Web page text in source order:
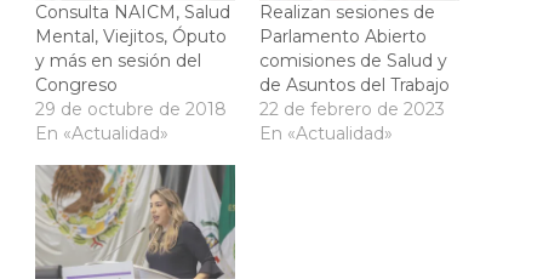
Consulta NAICM, Salud
Mental, Viejitos, Óputo
y más en sesión del
Congreso
29 de octubre de 2018
En «Actualidad»
Realizan sesiones de
Parlamento Abierto
comisiones de Salud y
de Asuntos del Trabajo
22 de febrero de 2023
En «Actualidad»